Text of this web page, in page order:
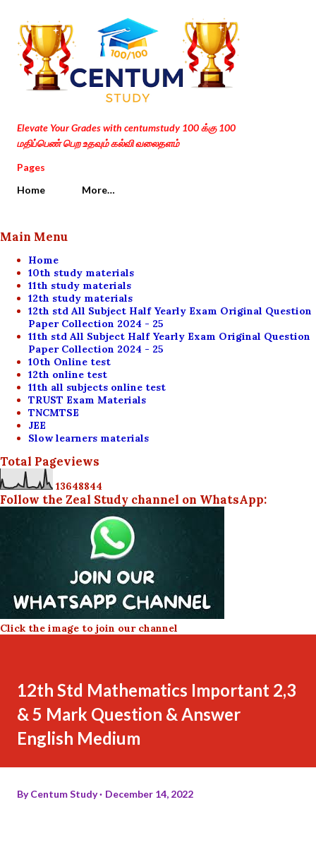
Skip to main content
Elevate Your Grades with centumstudy 100 க்கு 100
மதிப்பெண் பெற உதவும் கல்வி வலைதளம்
Pages
Home
More…
Main Menu
Home
10th study materials
11th study materials
12th study materials
12th std All Subject Half Yearly Exam Original Question
Paper Collection 2024 - 25
11th std All Subject Half Yearly Exam Original Question
Paper Collection 2024 - 25
10th Online test
12th online test
11th all subjects online test
TRUST Exam Materials
TNCMTSE
JEE
Slow learners materials
Total Pageviews
13648844
Follow the Zeal Study channel on WhatsApp:
Click the image to join our channel
12th Std Mathematics Important 2,3
& 5 Mark Question & Answer
English Medium
ByCentum Study December 14, 2022